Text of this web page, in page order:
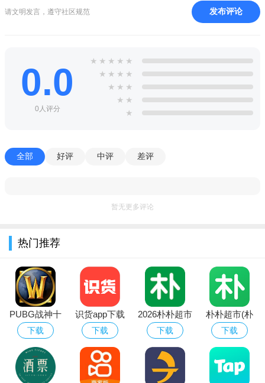
软件介绍：
tiktok+免费下载观看下载安卓官方版带给用户更多不错的聊天
技术的智能聊天软件，为用户提供便捷的文本交流服务，通过分
析用户输入的内容，快速生成相关问题的答案，并根据用户的反
请文明发言，遵守社区规范 发布评论
0.0
0人评分
★ ★ ★ ★ ★
★ ★ ★ ★
★ ★ ★
★ ★
★
全部 好评 中评 差评
暂无更多评论
热门推荐
PUBG战神十
字架下载安卓
免费版
下载
识货app下载
官方正版最新
版本
下载
2026朴朴超市
app最新版本
下载
朴朴超市(朴
朴买菜)app安
卓手机版
下载